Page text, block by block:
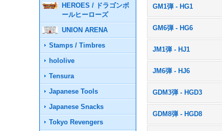
HEROES / ドラゴンボ
ールヒーローズ
UNION ARENA
Stamps / Timbres
hololive
Tensura
Japanese Tools
Japanese Snacks
Tokyo Revengers
GM1弾 - HG1
GM6弾 - HG6
JM1弾 - HJ1
JM6弾 - HJ6
GDM3弾 - HGD3
GDM8弾 - HGD8